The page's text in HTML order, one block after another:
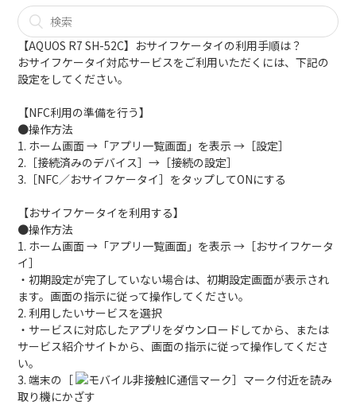
【AQUOS R7 SH-52C】おサイフケータイの利用手順は？
おサイフケータイ対応サービスをご利用いただくには、下記の
設定をしてください。
【NFC利用の準備を行う】
●操作方法
1. ホーム画面 →「アプリ一覧画面」を表示 →［設定］
2.［接続済みのデバイス］→［接続の設定］
3.［NFC／おサイフケータイ］をタップしてONにする
【おサイフケータイを利用する】
●操作方法
1. ホーム画面 →「アプリ一覧画面」を表示 →［おサイフケータ
イ］
・初期設定が完了していない場合は、初期設定画面が表示され
ます。画面の指示に従って操作してください。
2. 利用したいサービスを選択
・サービスに対応したアプリをダウンロードしてから、または
サービス紹介サイトから、画面の指示に従って操作してくださ
い。
3. 端末の［
］マーク付近を読み
取り機にかざす